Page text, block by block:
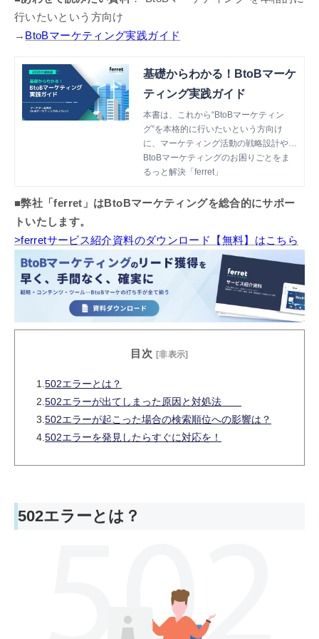
行いたいという方向け
→ BtoBマーケティング実践ガイド
基礎からわかる！BtoBマーケ
ティング実践ガイド
本書は、これから“BtoBマーケティン
グ”を本格的に行いたいという方向け
に、マーケティング活動の戦略設計や各
種施策のTipsを網羅した資料です。
BtoBマーケティングのお困りごとをま
るっと解決「ferret」
■弊社「ferret」はBtoBマーケティングを総合的にサポー
トいたします。
>ferretサービス紹介資料のダウンロード【無料】はこちら
目次 [非表示]
1. 502エラーとは？
2. 502エラーが出てしまった原因と対処法
3. 502エラーが起こった場合の検索順位への影響は？
4. 502エラーを発見したらすぐに対応を！
502エラーとは？